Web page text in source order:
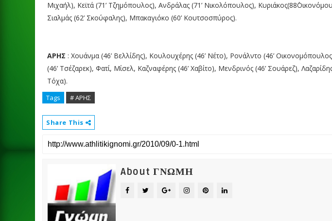
Μιχαήλ), Κεϊτά (71’ Τζημόπουλος), Ανδράλας (71’ Νικολόπουλος),
Σιαλμάς (62’ Σκούφαλης), Μπακαγιόκο (60’ Κουτσοσπύρος).
ΑΡΗΣ : Χουάνμα (46’ Βελλίδης), Κουλουχέρης (46’ Νέτο), Ρονάλντο (46’
(46’ Τσέζαρεκ), Φατί, Μίσελ, Καζναφέρης (46’ Χαβίτο), Μενδρινός (46’ Σουάρεζ),
Τόχα).
Tags # ΑΡΗΣ
Share This
About ΓΝΩΜΗ